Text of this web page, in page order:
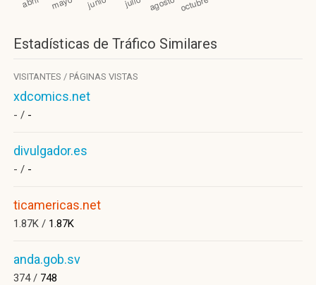
Estadísticas de Tráfico Similares
VISITANTES / PÁGINAS VISTAS
xdcomics.net
- / -
divulgador.es
- / -
ticamericas.net
1.87K / 1.87K
anda.gob.sv
374 / 748